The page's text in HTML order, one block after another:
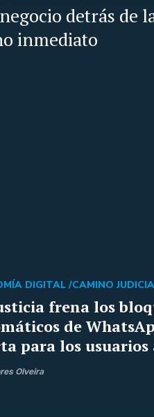
detrás de
inmediato
frena los
de
para los usuarios
DIGITAL /CAMINO
Olveira